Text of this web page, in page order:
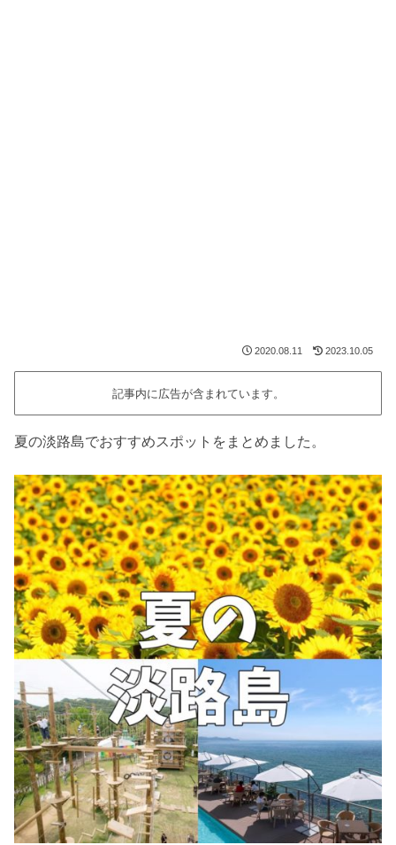
2020.08.11 2023.10.05
記事内に広告が含まれています。
夏の淡路島でおすすめスポットをまとめました。